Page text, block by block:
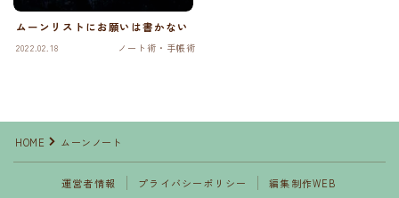
ムーンリストにお願いは書かない
2022.02.18 ノート術・手帳術
HOME ムーンノート
運営者情報 プライバシーポリシー 編集制作WEB